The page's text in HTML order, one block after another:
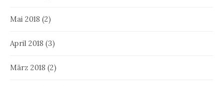
Mai 2018 (2)
April 2018 (3)
März 2018 (2)